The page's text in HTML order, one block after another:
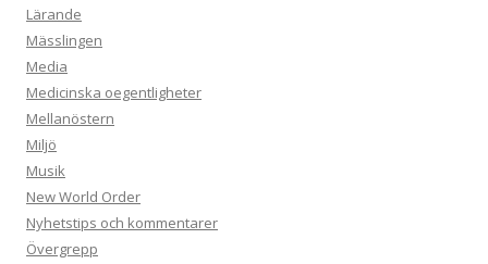
Lärande
Mässlingen
Media
Medicinska oegentligheter
Mellanöstern
Miljö
Musik
New World Order
Nyhetstips och kommentarer
Övergrepp